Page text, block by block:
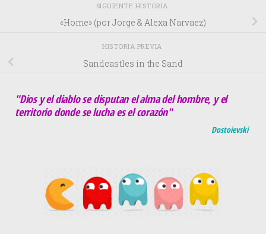
SIGUIENTE HISTORIA
«Home» (por Jorge & Alexa Narvaez)
HISTORIA PREVIA
Sandcastles in the Sand
"Dios y el diablo se disputan el alma del hombre, y el
territorio donde se lucha es el corazón"
Dostoievski